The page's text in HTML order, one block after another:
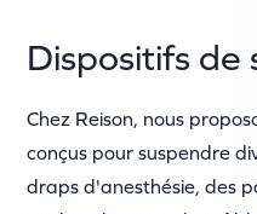
Dispositifs de
Chez Reison, nous
conçus pour suspendre
draps d'anesthésie, des